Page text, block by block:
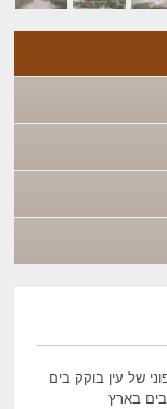
של עין בוקק בים
בארץ